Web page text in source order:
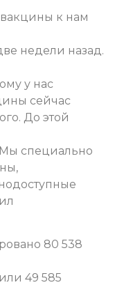
вакцины к нам
недели назад.
у нас
сейчас
До этой
Мы специально
80 538
49 585